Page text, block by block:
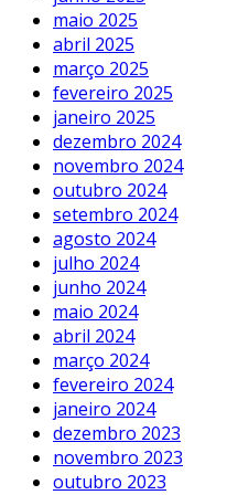
maio 2025
abril 2025
março 2025
fevereiro 2025
janeiro 2025
dezembro 2024
novembro 2024
outubro 2024
setembro 2024
agosto 2024
julho 2024
junho 2024
maio 2024
abril 2024
março 2024
fevereiro 2024
janeiro 2024
dezembro 2023
novembro 2023
outubro 2023